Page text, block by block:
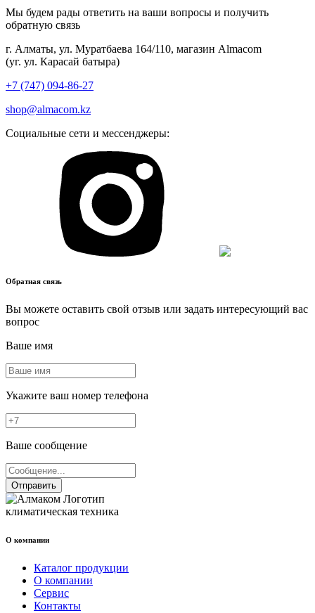
Мы будем рады ответить на ваши вопросы и получить
обратную связь
г. Алматы, ул. Муратбаева 164/110, магазин Almacom
(уг. ул. Карасай батыра)
+7 (747) 094-86-27
shop@almacom.kz
Социальные сети и мессенджеры:
Обратная связь
Вы можете оставить свой отзыв или задать интересующий вас
вопрос
Ваше имя
Укажите ваш номер телефона
Ваше сообщение
Отправить
климатическая техника
О компании
Каталог продукции
О компании
Сервис
Контакты